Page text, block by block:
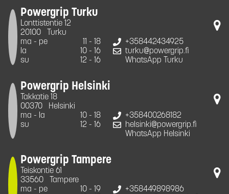
Powergrip Turku
Lonttistentie 12
20100
Turku
ma - pe
11 - 18
la
10 - 16
su
12 - 16
+358442434925
turku@powergrip.fi
WhatsApp Turku
Powergrip Helsinki
Takkatie 18
00370
Helsinki
ma - la
10 - 18
su
12 - 16
+358400268182
helsinki@powergrip.fi
WhatsApp Helsinki
Powergrip Tampere
Teiskontie 61
33560
Tampere
ma - pe
10 - 19
+358449898986